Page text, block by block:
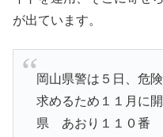
が出ています。
岡山県警は５日、危
求めるため１１月に
県 あおり１１０番